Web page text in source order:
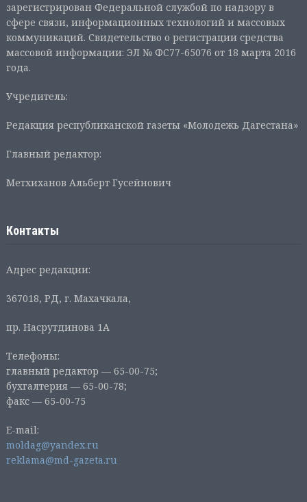
зарегистрирован Федеральной службой по надзору в
сфере связи, информационных технологий и массовых
коммуникаций. Свидетельство о регистрации средства
массовой информации: ЭЛ № ФС77-65076 от 18 марта 2016
года.
Учредитель:
Редакция республиканской газеты «Молодежь Дагестана»
Главный редактор:
Метхиханов Альберт Гусейнович
Контакты
Адрес редакции:
367018, РД, г. Махачкала,
пр. Насрутдинова 1А
Телефоны:
главный редактор — 65-00-75;
бухгалтерия — 65-00-78;
факс — 65-00-75
E-mail:
moldag@yandex.ru
reklama@md-gazeta.ru